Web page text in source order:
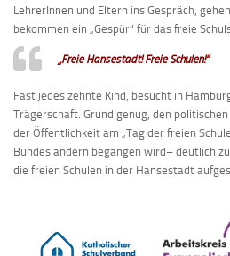
LehrerInnen und Eltern ins Gespräch,
bekommen ein „Gespür“ für das freie
„Freie Hansestadt! Freie Schulen!“
Fast jedes zehnte Kind, besucht in
Trägerschaft. Grund genug, den
der Öffentlichkeit am „Tag der freien
Bundesländern begangen wird– deutlich
die freien Schulen in der Hansestadt